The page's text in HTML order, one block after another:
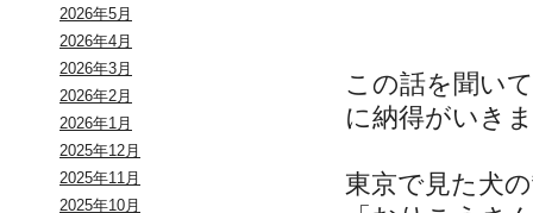
2026年5月
2026年4月
2026年3月
2026年2月
2026年1月
2025年12月
2025年11月
2025年10月
この話を聞い
に納得がいき
東京で見た犬